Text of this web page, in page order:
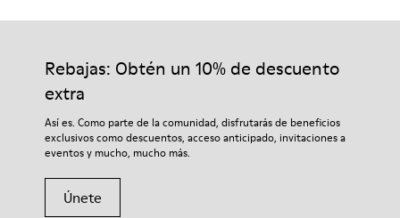
Rebajas: Obtén un 10% de descuento
extra
Así es. Como parte de la comunidad, disfrutarás de beneficios
exclusivos como descuentos, acceso anticipado, invitaciones a
eventos y mucho, mucho más.
Únete